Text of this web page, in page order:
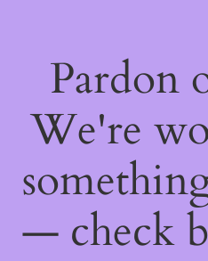
Pardon
We're
— check